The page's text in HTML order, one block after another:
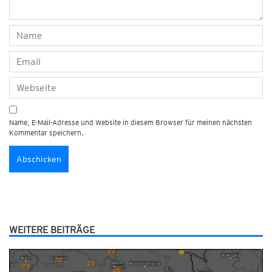
Name, E-Mail-Adresse und Website in diesem Browser für meinen nächsten
Kommentar speichern.
WEITERE BEITRÄGE